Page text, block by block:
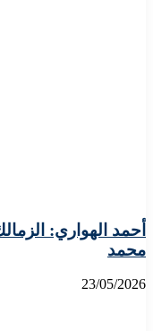
أحمد الهواري:
محمد
23/05/2026